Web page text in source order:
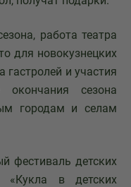
работа театра
для новокузнецких
гастролей и участия
сезона
городам и селам
фестиваль детских
«Кукла в детских